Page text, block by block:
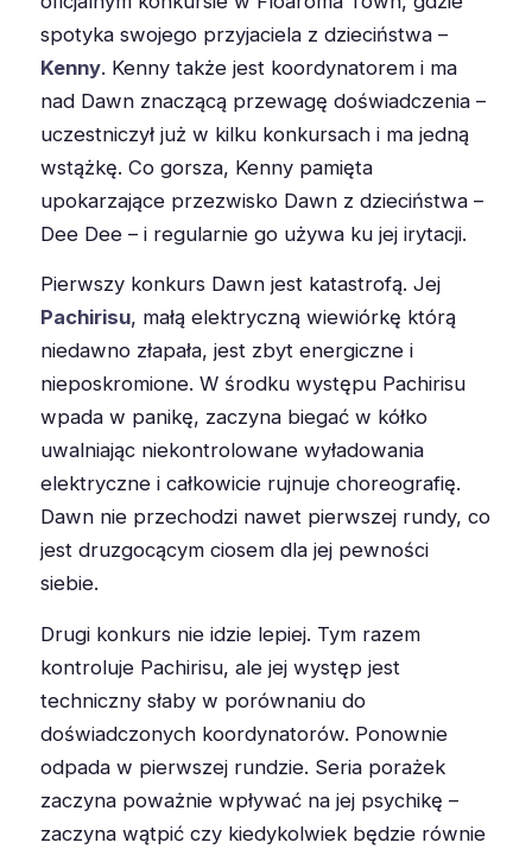
spotyka swojego przyjaciela z dzieciństwa –
Kenny. Kenny także jest koordynatorem i ma
nad Dawn znaczącą przewagę doświadczenia –
uczestniczył już w kilku konkursach i ma jedną
wstążkę. Co gorsza, Kenny pamięta
upokarzające przezwisko Dawn z dzieciństwa –
Dee Dee – i regularnie go używa ku jej irytacji.
Pierwszy konkurs Dawn jest katastrofą. Jej
Pachirisu, małą elektryczną wiewiórkę którą
niedawno złapała, jest zbyt energiczne i
nieposkromione. W środku występu Pachirisu
wpada w panikę, zaczyna biegać w kółko
uwalniając niekontrolowane wyładowania
elektryczne i całkowicie rujnuje choreografię.
Dawn nie przechodzi nawet pierwszej rundy, co
jest druzgocącym ciosem dla jej pewności
siebie.
Drugi konkurs nie idzie lepiej. Tym razem
kontroluje Pachirisu, ale jej występ jest
techniczny słaby w porównaniu do
doświadczonych koordynatorów. Ponownie
odpada w pierwszej rundzie. Seria porażek
zaczyna poważnie wpływać na jej psychikę –
zaczyna wątpić czy kiedykolwiek będzie równie